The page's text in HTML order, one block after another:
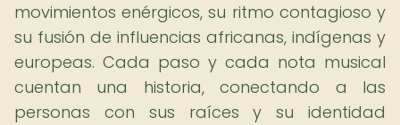
movimientos enérgicos, su ritmo contagioso y
su fusión de influencias africanas, indígenas y
europeas. Cada paso y cada nota musical
cuentan una historia, conectando a las
personas con sus raíces y su identidad